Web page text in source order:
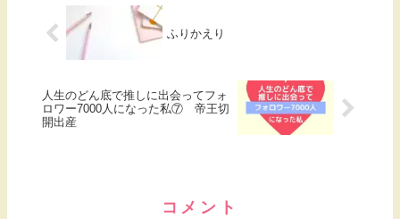
ふりかえり
人生のどん底で推しに出会ってフォ
ロワー7000人になった私⑦ 帝王切
開出産
コメント